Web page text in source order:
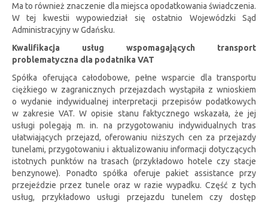
Ma to również znaczenie dla miejsca opodatkowania świadczenia.
W tej kwestii wypowiedział się ostatnio Wojewódzki Sąd
Administracyjny w Gdańsku.
Kwalifikacja usług wspomagających transport
problematyczna dla podatnika VAT
Spółka oferująca całodobowe, pełne wsparcie dla transportu
ciężkiego w zagranicznych przejazdach wystąpiła z wnioskiem
o wydanie indywidualnej interpretacji przepisów podatkowych
w zakresie VAT. W opisie stanu faktycznego wskazała, że jej
usługi polegają m. in. na przygotowaniu indywidualnych tras
ułatwiających przejazd, oferowaniu niższych cen za przejazdy
tunelami, przygotowaniu i aktualizowaniu informacji dotyczących
istotnych punktów na trasach (przykładowo hotele czy stacje
benzynowe). Ponadto spółka oferuje pakiet assistance przy
przejeździe przez tunele oraz w razie wypadku. Część z tych
usług, przykładowo usługi przejazdu tunelem czy dostęp